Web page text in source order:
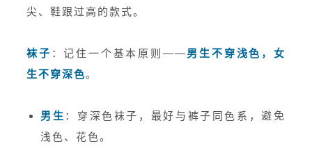
尖、鞋跟过高的款式。
袜子 ：记住一个基本原则——男生不穿浅色，女
生不穿深色。
男生 ：穿深色袜子，最好与裤子同色系，避免
浅色、花色。